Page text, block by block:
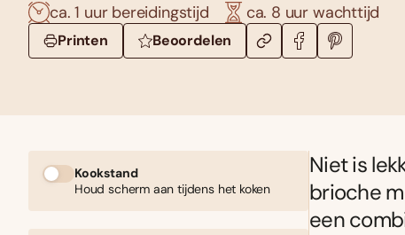
ca. 1 uur bereidingstijd
ca. 8 uur wachttijd
Printen Beoordelen
Kookstand
Houd scherm aan tijdens het koken
Niet is
brioche
een